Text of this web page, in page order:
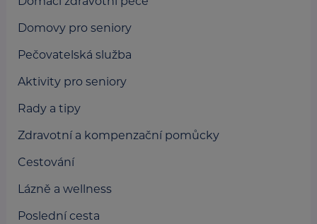
Domovy pro seniory
Pečovatelská služba
Aktivity pro seniory
Rady a tipy
Zdravotní a kompenzační pomůcky
Cestování
Lázně a wellness
Poslední cesta